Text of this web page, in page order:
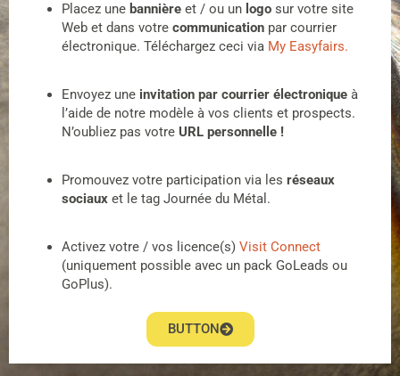
Placez une bannière et / ou un logo sur votre site
Web et dans votre communication par courrier
électronique. Téléchargez ceci via My Easyfairs.
Envoyez une invitation par courrier électronique à
l’aide de notre modèle à vos clients et prospects.
N’oubliez pas votre URL personnelle !
Promouvez votre participation via les réseaux
sociaux et le tag Journée du Métal.
Activez votre / vos licence(s) Visit Connect
(uniquement possible avec un pack GoLeads ou
GoPlus).
BUTTON